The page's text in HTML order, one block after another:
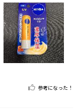
参考になった！